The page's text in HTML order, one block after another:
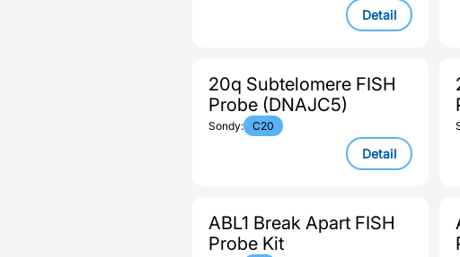
Detail
20q Subtelomere FISH
Probe (DNAJC5)
Sondy: C20
Detail
ABL1 Break Apart FISH
Probe Kit